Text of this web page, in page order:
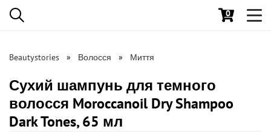
0
Beautystories Волосся Миття
Сухий шампунь для темного
волосся Moroccanoil Dry Shampoo
Dark Tones, 65 мл